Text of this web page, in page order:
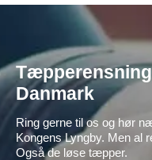
Danmark
Ring gerne til os og hør
Kongens Lyngby. Men al
Også de løse tæpper.